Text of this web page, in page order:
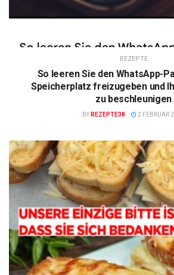
REZEPTE
So leeren Sie den WhatsApp-
Speicherplatz freizugeben und
zu beschleunigen
BY REZEPTE38 2 FEBRUAR